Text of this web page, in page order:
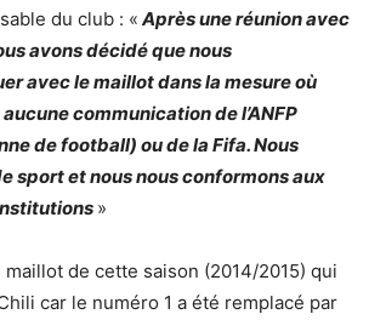
du club : « Après une réunion avec
avons décidé que nous
avec le maillot dans la mesure où
aucune communication de l’ANFP
de football) ou de la Fifa. Nous
sport et nous nous conformons aux
»
maillot de cette saison (2014/2015) qui
car le numéro 1 a été remplacé par